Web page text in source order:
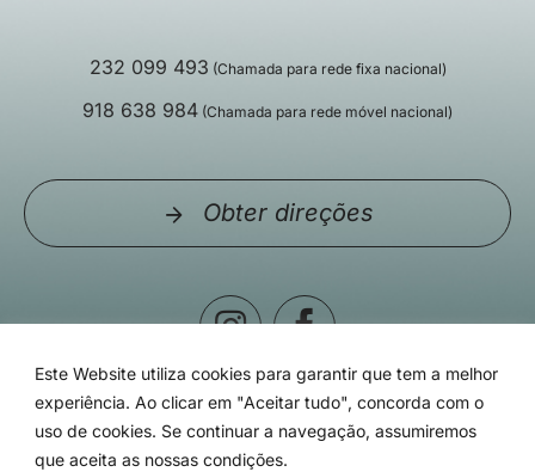
Este Website utiliza cookies para garantir que tem a melhor
experiência. Ao clicar em "Aceitar tudo", concorda com o
uso de cookies. Se continuar a navegação, assumiremos
que aceita as nossas condições.
232 099 493 (Chamada para rede fixa nacional)
918 638 984 (Chamada para rede móvel nacional)
Obter direções
© Clínica Particular de Viseu - 2026 | Todos os direitos